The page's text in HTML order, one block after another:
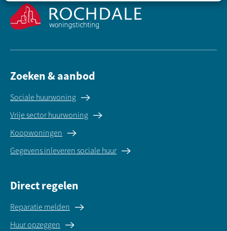
Zoeken & aanbod
Sociale huurwoning
Vrije sector huurwoning
Koopwoningen
Gegevens inleveren sociale huur
Direct regelen
Reparatie melden
Huur opzeggen